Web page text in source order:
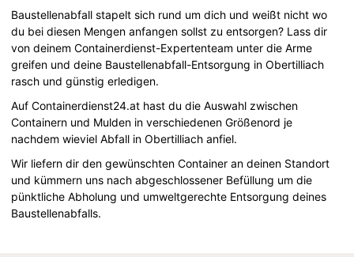
Baustellenabfall stapelt sich rund um dich und weißt nicht wo
du bei diesen Mengen anfangen sollst zu entsorgen? Lass dir
von deinem Containerdienst-Expertenteam unter die Arme
greifen und deine Baustellenabfall-Entsorgung in Obertilliach
rasch und günstig erledigen.
Auf Containerdienst24.at hast du die Auswahl zwischen
Containern und Mulden in verschiedenen Größenord je
nachdem wieviel Abfall in Obertilliach anfiel.
Wir liefern dir den gewünschten Container an deinen Standort
und kümmern uns nach abgeschlossener Befüllung um die
pünktliche Abholung und umweltgerechte Entsorgung deines
Baustellenabfalls.